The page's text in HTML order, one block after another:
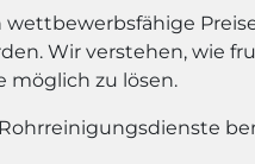
Wir verstehen, wie
möglich zu lösen.